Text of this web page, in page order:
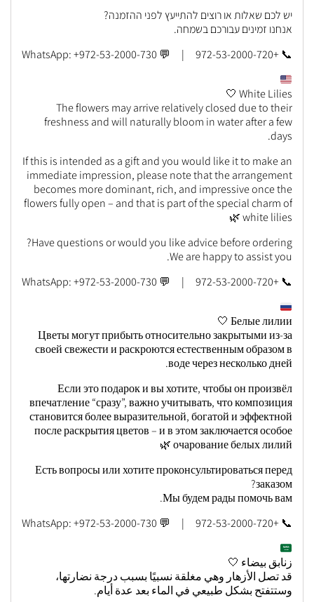
יש לכם שאלות או רוצים להתייעץ לפני ההזמנה?
אנחנו זמינים עבורכם בשמחה.
📞 +972-53-2000-720 | 💬 WhatsApp: +972-53-2000-730
White Lilies 🤍
The flowers may arrive relatively closed due to their
freshness and will naturally bloom in water after a few
days.
If this is intended as a gift and you would like it to make an
immediate impression, please note that the arrangement
becomes more dominant, rich, and impressive once the
flowers fully open – and that is part of the special charm of
white lilies 🌿
Have questions or would you like advice before ordering?
We are happy to assist you.
📞 +972-53-2000-720 | 💬 WhatsApp: +972-53-2000-730
Белые лилии 🤍
Цветы могут прибыть относительно закрытыми из-за
своей свежести и раскроются естественным образом в
воде через несколько дней.
Если это подарок и вы хотите, чтобы он произвёл
впечатление “сразу”, важно учитывать, что композиция
становится более выразительной, богатой и эффектной
после раскрытия цветов – и в этом заключается особое
очарование белых лилий 🌿
Есть вопросы или хотите проконсультироваться перед
заказом?
Мы будем рады помочь вам.
📞 +972-53-2000-720 | 💬 WhatsApp: +972-53-2000-730
زنابق بيضاء 🤍
قد تصل الأزهار وهي مغلقة نسبيًا بسبب درجة نضارتها،
وستتفتح بشكل طبيعي في الماء بعد عدة أيام.